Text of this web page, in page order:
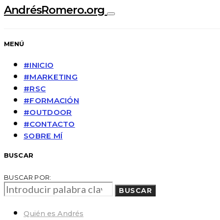
AndrésRomero.org
MENÚ
#INICIO
#MARKETING
#RSC
#FORMACIÓN
#OUTDOOR
#CONTACTO
SOBRE MÍ
BUSCAR
BUSCAR POR:
BUSCAR
Quién es Andrés